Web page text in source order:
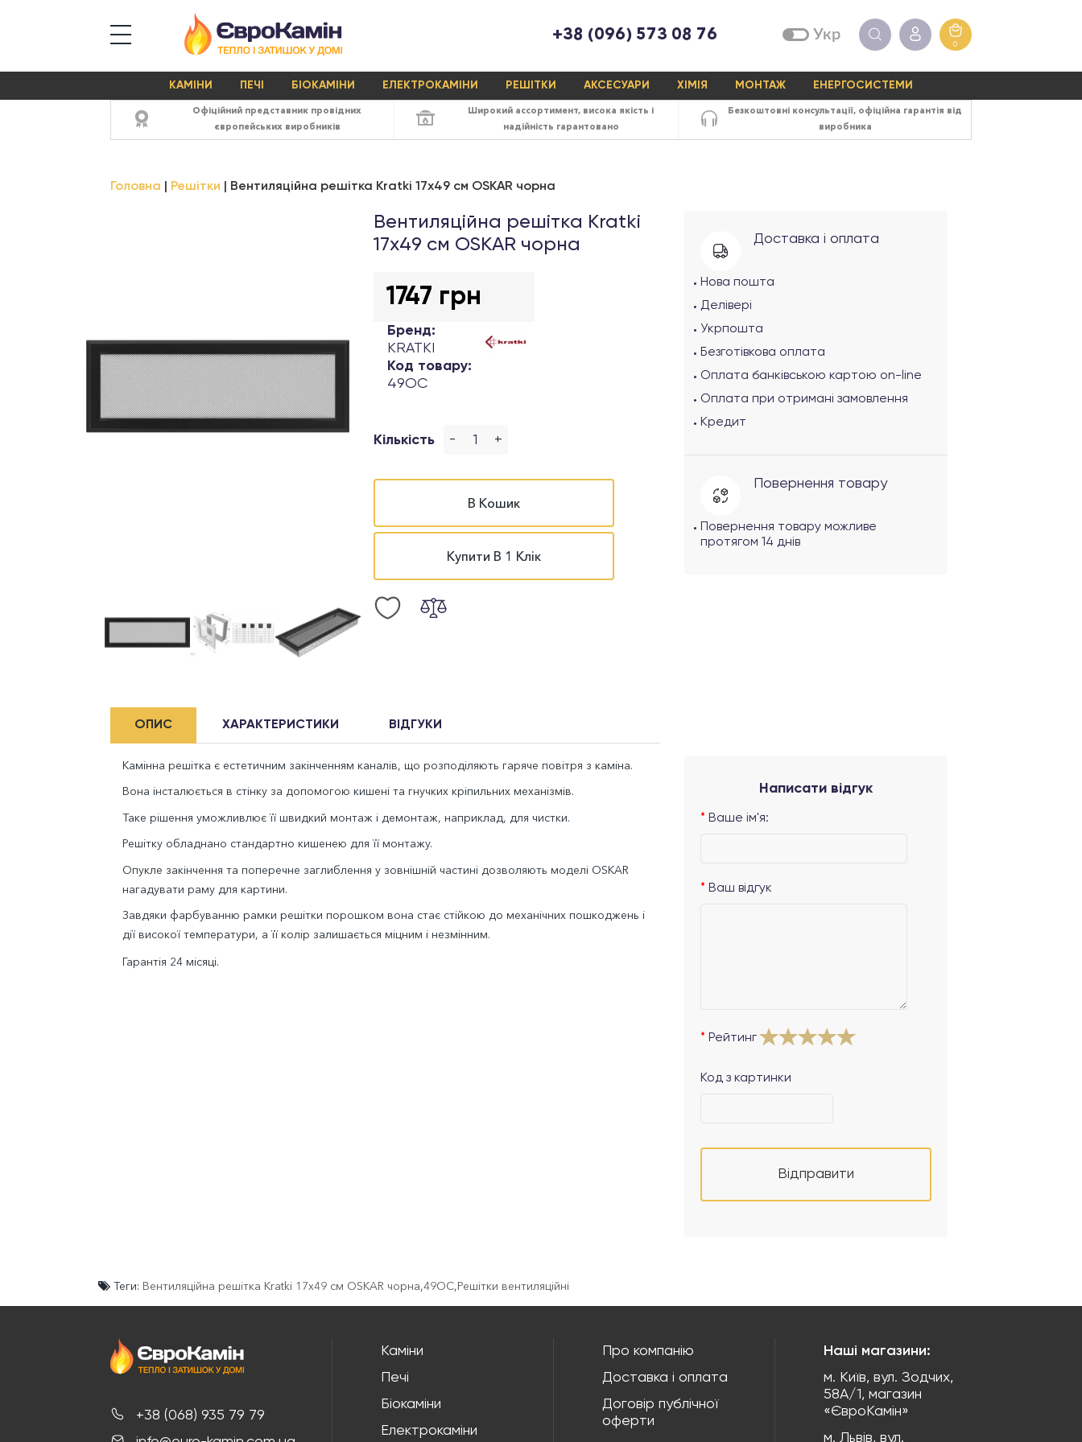
+38 (096) 573 08 76 Укр
0
КАМІНИ ПЕЧІ БІОКАМІНИ ЕЛЕКТРОКАМІНИ РЕШІТКИ АКСЕСУАРИ ХІМІЯ МОНТАЖ ЕНЕРГОСИСТЕМИ
Офіційний представник провідних
європейських виробників
Широкий ассортимент, висока якість і
надійність гарантовано
Безкоштовні консультації, офіційна гарантія від
виробника
Головна Решітки Вентиляційна решітка Kratki 17х49 см OSKAR чорна
Вентиляційна решітка Kratki
17х49 см OSKAR чорна
1747 грн
Бренд:
KRATKI
Код товару:
49OC
Кількість - +
В Кошик
Купити В 1 Клік
Доставка і оплата
Нова пошта
Делівері
Укрпошта
Безготівкова оплата
Оплата банківською картою on-line
Оплата при отримані замовлення
Кредит
Повернення товару
Повернення товару можливе
протягом 14 днів
ОПИС ХАРАКТЕРИСТИКИ ВІДГУКИ
Камінна решітка є естетичним закінченням каналів, що розподіляють гаряче повітря з каміна.
Вона інсталюється в стінку за допомогою кишені та гнучких кріпильних механізмів.
Таке рішення уможливлює її швидкий монтаж і демонтаж, наприклад, для чистки.
Решітку обладнано стандартно кишенею для її монтажу.
Опукле закінчення та поперечне заглиблення у зовнішній частині дозволяють моделі OSKAR
нагадувати раму для картини.
Завдяки фарбуванню рамки решітки порошком вона стає стійкою до механічних пошкоджень і
дії високої температури, а її колір залишається міцним і незмінним.
Гарантія 24 місяці.
Написати відгук
Ваше ім'я:
Ваш відгук
Рейтинг
Код з картинки
Відправити
Теги: Вентиляційна решітка Kratki 17х49 см OSKAR чорна,49OC,Решітки вентиляційні
+38 (068) 935 79 79
Каміни
Печі
Біокаміни
Електрокаміни
Про компанію
Доставка і оплата
Договір публічної
оферти
Наші магазини:
м. Київ, вул. Зодчих,
58А/1, магазин
«ЄвроКамін»
м. Львів, вул.